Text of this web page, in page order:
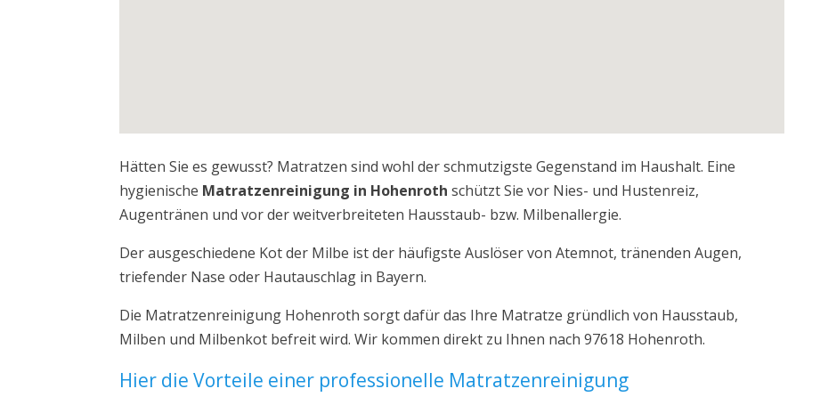
Hätten Sie es gewusst? Matratzen sind wohl der schmutzigste Gegenstand im Haushalt. Eine
hygienische Matratzenreinigung in Hohenroth schützt Sie vor Nies- und Hustenreiz,
Augentränen und vor der weitverbreiteten Hausstaub- bzw. Milbenallergie.
Der ausgeschiedene Kot der Milbe ist der häufigste Auslöser von Atemnot, tränenden Augen,
triefender Nase oder Hautauschlag in Bayern.
Die Matratzenreinigung Hohenroth sorgt dafür das Ihre Matratze gründlich von Hausstaub,
Milben und Milbenkot befreit wird. Wir kommen direkt zu Ihnen nach 97618 Hohenroth.
Hier die Vorteile einer professionelle Matratzenreinigung